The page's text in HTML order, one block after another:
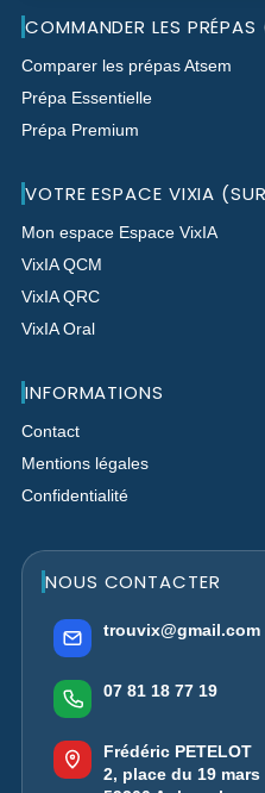
COMMANDER LES
Comparer les prépas Atsem
Prépa Essentielle
Prépa Premium
VOTRE ESPACE VIXIA
Mon espace Espace VixIA
VixIA QCM
VixIA QRC
VixIA Oral
INFORMATIONS
Contact
Mentions légales
Confidentialité
NOUS CONTACTER
trouvix@gmail.com
07 81 18 77 19
Frédéric PETELOT
2, place du 19 mars